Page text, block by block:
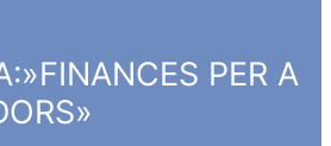
PER A